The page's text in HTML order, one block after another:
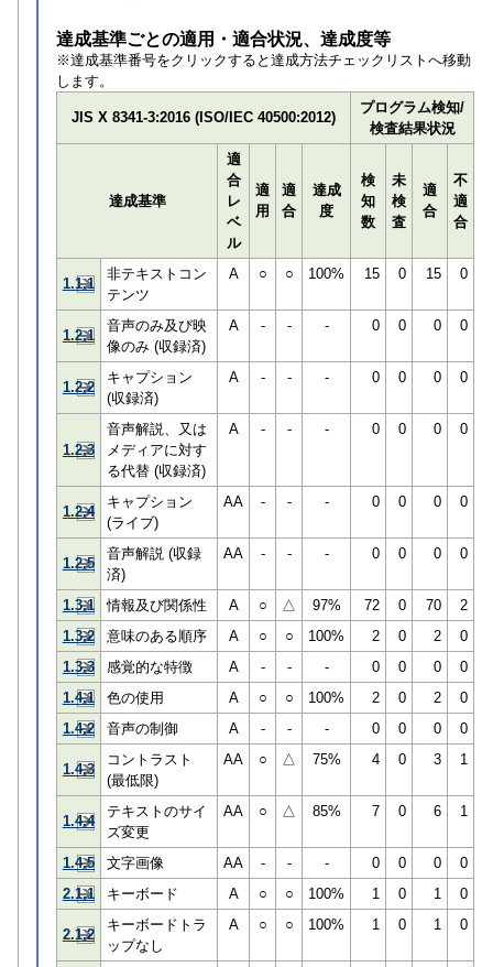
達成基準ごとの適用・適合状況、達成度等
※達成基準番号をクリックすると達成方法チェックリストへ移動
します。
JIS X 8341-3:2016 (ISO/IEC 40500:2012)
プログラム検知/
検査結果状況
達成基準
適
合
レ
ベ
ル
適
用
適
合
達成
度
検
知
数
未
検
査
適
合
不
適
合
1.1.1
非テキストコン
テンツ
A ○ ○ 100% 15 0 15 0
1.2.1
音声のみ及び映
像のみ (収録済)
A - - - 0 0 0 0
1.2.2
キャプション
(収録済)
A - - - 0 0 0 0
1.2.3
音声解説、又は
メディアに対す
る代替 (収録済)
A - - - 0 0 0 0
1.2.4
キャプション
(ライブ)
AA - - - 0 0 0 0
1.2.5
音声解説 (収録
済)
AA - - - 0 0 0 0
1.3.1 情報及び関係性 A ○ △ 97% 72 0 70
2
1.3.2
意味のある順序 A ○ ○ 100% 2 0 2
0
1.3.3
感覚的な特徴 A - - - 0 0 0
0
1.4.1
色の使用 A ○ ○ 100% 2 0 2
0
1.4.2
音声の制御 A - - - 0 0 0 0
1.4.3
コントラスト
(最低限)
AA ○ △ 75% 4 0 3 1
1.4.4
テキストのサイ
ズ変更
AA ○ △ 85% 7 0 6 1
1.4.5 文字画像 AA - - - 0 0 0
0
2.1.1
キーボード A ○ ○ 100% 1 0 1 0
2.1.2
キーボードトラ
ップなし
A ○ ○ 100% 1 0 1 0